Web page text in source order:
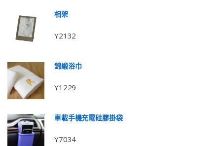
相架
Y2132
錦緞浴巾
Y1229
車載手機充電硅膠掛袋
Y7034